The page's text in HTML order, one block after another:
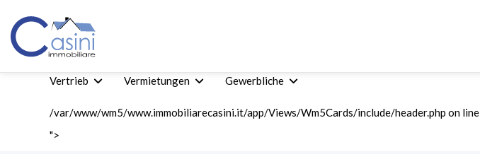
Vertrieb Vermietungen Gewerbliche
/var/www/wm5/www.immobiliarecasini.it/app/Views/Wm5Cards/include/header.php on line
">
Vertrieb